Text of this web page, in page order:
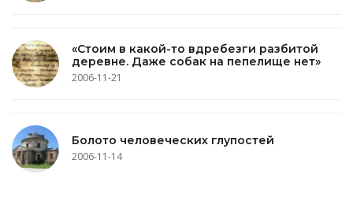
«Стоим в какой-то вдребезги разбитой
деревне. Даже собак на пепелище нет»
2006-11-21
Болото человеческих глупостей
2006-11-14